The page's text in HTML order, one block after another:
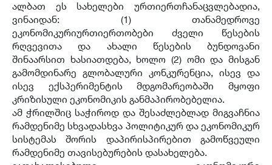
ალბათ ეს სახელები ურთიერთჩანაცვლებადია,
ვინაიდან: (1) თანამედროვე
ეკონომიკურიურთიერთობები ძველი წესების
რღვევითა და ახალი წესების ბუნდოვანი
შინაარსით ხასიათდება, ხოლო (2) ომი და მისგან
გამომდინარე გლობალური კონკურენცია, ისევ და
ისევ ექსპერიმენტის მდგომარეობაში მყოფი
კრიზისული ეკონომიკის განმაპირობებელია.
ამ ჭრილშიც საჭიროდ და შესაძლებლად მიგვაჩნია
რამდენიმე სხვადასხვა პოლიტიკურ და ეკონომიკურ
სისტემას შორის დაპირისპირებით გამოწვეული
რამდენიმე თავისებურების დასახელება.